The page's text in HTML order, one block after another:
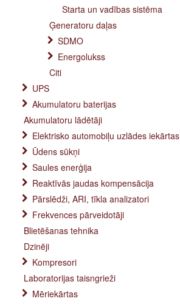
Starta un vadības sistēma
Ģeneratoru daļas
SDMO
Energolukss
Citi
UPS
Akumulatoru baterijas
Akumulatoru lādētāji
Elektrisko automobiļu uzlādes iekārtas
Ūdens sūkņi
Saules enerģija
Reaktīvās jaudas kompensācija
Pārslēdži, ARI, tīkla analizatori
Frekvences pārveidotāji
Blietēšanas tehnika
Dzinēji
Kompresori
Laboratorijas taisngrieži
Mēriekārtas